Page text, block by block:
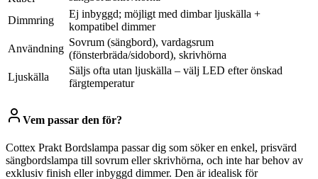
Dimmring
Ej inbyggd; möjligt med dimbar ljuskälla +
kompatibel dimmer
Användning
Sovrum (sängbord), vardagsrum
(fönsterbräda/sidobord), skrivhörna
Ljuskälla
Säljs ofta utan ljuskälla – välj LED efter önskad
färgtemperatur
Vem passar den för?
Cottex Prakt Bordslampa passar dig som söker en enkel, prisvärd
sängbordslampa till sovrum eller skrivhörna, och inte har behov av
exklusiv finish eller inbyggd dimmer. Den är idealisk för